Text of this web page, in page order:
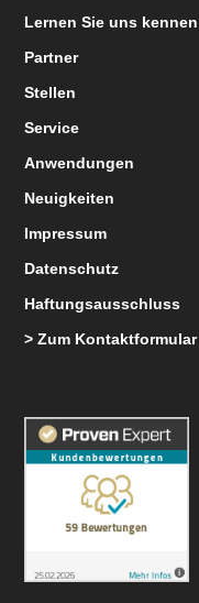
Lernen Sie uns kennen
Partner
Stellen
Service
Anwendungen
Neuigkeiten
Impressum
Datenschutz
Haftungsausschluss
> Zum Kontaktformular